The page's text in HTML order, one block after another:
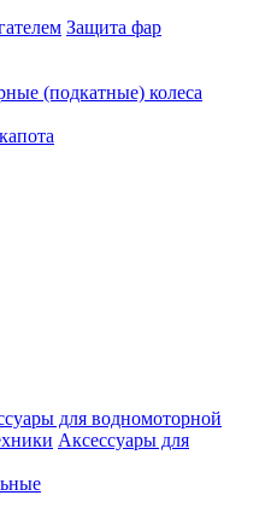
Защита фар
(подкатные) колеса
для водномоторной
Аксессуары для